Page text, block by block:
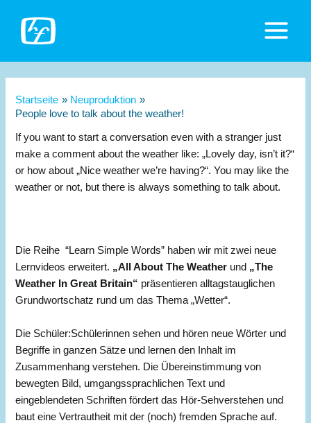
Inhalt
springen
Main
Startseite
Neuproduktion
People love to talk about the weather!
If you want to start a conversation even with a stranger just
make a comment about the weather like: „Lovely day, isn’t it?“
or how about „Nice weather we’re having?“. You may like the
weather or not, but there is always something to talk about.
Die Reihe “Learn Simple Words” haben wir mit zwei neue
Lernvideos erweitert. „All About The Weather und „The
Weather In Great Britain“ präsentieren alltagstauglichen
Grundwortschatz rund um das Thema „Wetter“.
Die Schüler:Schülerinnen sehen und hören neue Wörter und
Begriffe in ganzen Sätze und lernen den Inhalt im
Zusammenhang verstehen. Die Übereinstimmung von
bewegten Bild, umgangssprachlichen Text und
eingeblendeten Schriften fördert das Hör-Sehverstehen und
baut eine Vertrautheit mit der (noch) fremden Sprache auf.